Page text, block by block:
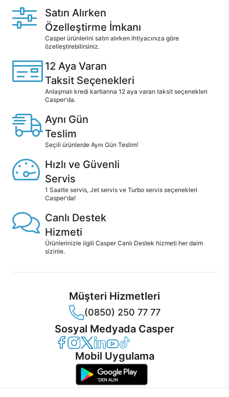
Satın Alırken
Özelleştirme İmkanı
Casper ürünlerini satın alırken ihtiyacınıza göre
özelleştirebilirsiniz.
12 Aya Varan
Taksit Seçenekleri
Anlaşmalı kredi kartlarına 12 aya varan taksit seçenekleri
Casper'da.
Aynı Gün
Teslim
Seçili ürünlerde Aynı Gün Teslim!
Hızlı ve Güvenli
Servis
1 Saatte servis, Jet servis ve Turbo servis seçenekleri
Casper'da!
Canlı Destek
Hizmeti
Ürünlerinizle ilgili Casper Canlı Destek hizmeti her daim
sizinle.
Müşteri Hizmetleri
(0850) 250 77 77
Sosyal Medyada Casper
Casper Facebook
Casper Instagram
Casper Twitter
Casper LinkedIn
Casper YouTube
Casper TikTok
Mobil Uygulama